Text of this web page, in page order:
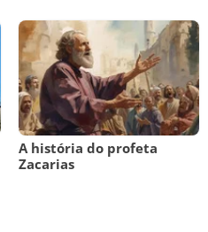
A história do profeta
Zacarias